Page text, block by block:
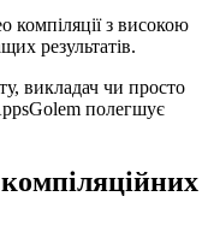
компіляції з високою
результатів.
викладач чи просто
полегшує